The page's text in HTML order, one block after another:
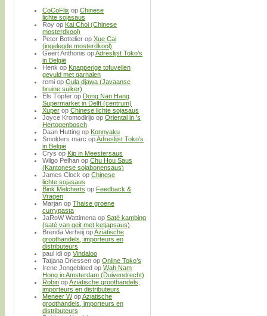
CoCoFlix op Chinese
lichte sojasaus
Roy op Kai Choi (Chinese
mosterdkool)
Peter Bottelier op Xue Cai
(ingelegde mosterdkool)
Geert Anthonis opAdreslijst Toko’s
in België
Henk op Knapperige tofuvellen
gevuld met garnalen
remi op Gula djawa (Javaanse
bruine suiker)
Els Töpfer op Dong Nan Hang
Supermarket in Delft (centrum)
Xuper op Chinese lichte sojasaus
Joyce Kromodirijo op Oriental in ’s
Hertogenbosch
Daan Hutting op Konnyaku
Smolders marc opAdreslijst Toko’s
in België
Crys op Kip in Meestersaus
Wilgo Pelhan op Chu Hou Saus
(Kantonese sojabonensaus)
James Clock op Chinese
lichte sojasaus
Bink Melcherts op Feedback &
Vragen
Marjan op Thaise groene
currypasta
JaRoW Wattimena op Saté kambing
(saté van geit met ketjapsaus)
Brenda Verheij opAziatische
groothandels, importeurs en
distributeurs
paul idi op Vindaloo
Tatjana Driessen op Online Toko’s
Irene Jongebloed op Wah Nam
Hong in Amsterdam (Duivendrecht)
Robin opAziatische groothandels,
importeurs en distributeurs
Meneer WopAziatische
groothandels, importeurs en
distributeurs